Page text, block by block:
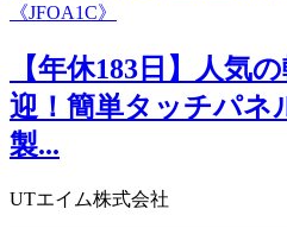
【年休183日】人気
迎！簡単タッチパネ
製...
UTエイム株式会社